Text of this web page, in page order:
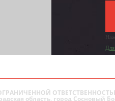
область, город Сосновый